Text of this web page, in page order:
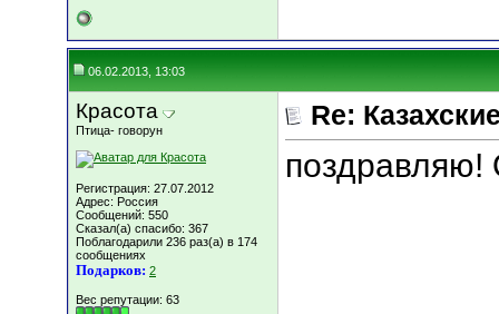
06.02.2013, 13:03
Красота
Птица- говорун
Регистрация: 27.07.2012
Адрес: Россия
Сообщений: 550
Сказал(а) спасибо: 367
Поблагодарили 236 раз(а) в 174
сообщениях
Подарков: 2
Вес репутации: 63
Re:
поздравляю!